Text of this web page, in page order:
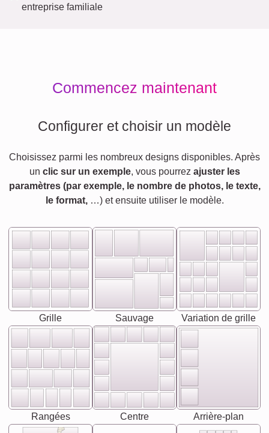
entreprise familiale
Commencez maintenant
Configurer et choisir un modèle
Choisissez parmi les nombreux designs disponibles. Après
un clic sur un exemple, vous pourrez ajuster les
paramètres (par exemple, le nombre de photos, le texte,
le format,…) et ensuite utiliser le modèle.
Grille Sauvage Variation de grille
Rangées Centre Arrière-plan